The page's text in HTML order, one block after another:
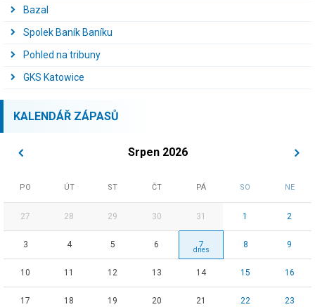
Bazal
Spolek Baník Baníku
Pohled na tribuny
GKS Katowice
KALENDÁŘ ZÁPASŮ
Srpen 2026
PO ÚT ST ČT PÁ SO NE
27 28 29 30 31 1 2
3 4 5 6 7 8 9
10 11 12 13 14 15 16
17 18 19 20 21 22 23